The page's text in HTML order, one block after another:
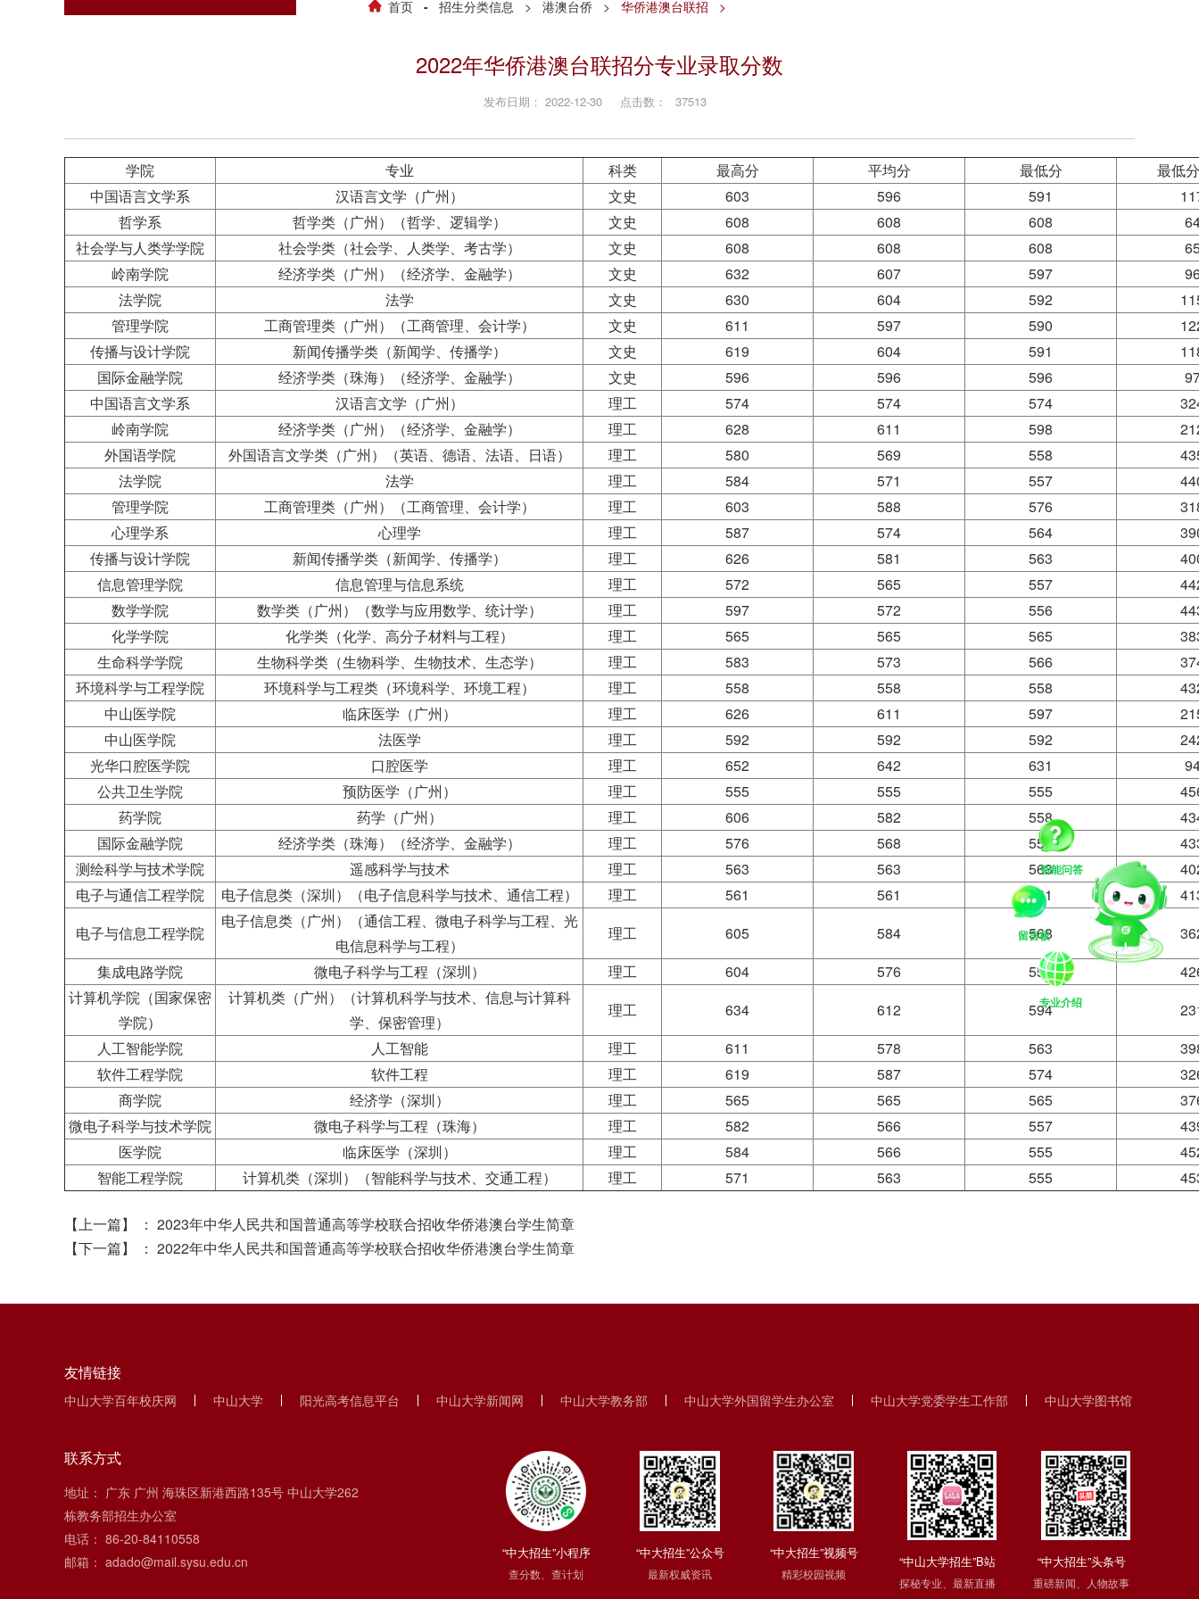
首页 - 招生分类信息 > 港澳台侨 > 华侨港澳台联招 >
2022年华侨港澳台联招分专业录取分数
发布日期： 2022-12-30 点击数： 37513
学院 专业 科类 最高分 平均分 最低分
最低
中国语言文学系
汉语言文学（广州） 文史 603 596 591
哲学系
哲学类（广州）（哲学、逻辑学） 文史 608 608 608
社会学与人类学学院
社会学类（社会学、人类学、考古学） 文史 608 608 608
岭南学院
经济学类（广州）（经济学、金融学） 文史 632 607 597
法学院
法学 文史 630 604 592
管理学院
工商管理类（广州）（工商管理、会计学） 文史 611 597 590
传播与设计学院
新闻传播学类（新闻学、传播学） 文史 619 604 591
国际金融学院
经济学类（珠海）（经济学、金融学） 文史 596 596 596
中国语言文学系
汉语言文学（广州） 理工 574 574 574
岭南学院
经济学类（广州）（经济学、金融学） 理工 628 611 598
外国语学院
外国语言文学类（广州）（英语、德语、法语、日语） 理工 580 569 558
法学院
法学 理工 584 571 557
管理学院
工商管理类（广州）（工商管理、会计学） 理工 603 588 576
心理学系
心理学 理工 587 574 564
传播与设计学院
新闻传播学类（新闻学、传播学） 理工 626 581 563
信息管理学院
信息管理与信息系统 理工 572 565 557
数学学院
数学类（广州）（数学与应用数学、统计学） 理工 597 572 556
化学学院
化学类（化学、高分子材料与工程） 理工 565 565 565
生命科学学院
生物科学类（生物科学、生物技术、生态学） 理工 583 573 566
环境科学与工程学院
环境科学与工程类（环境科学、环境工程） 理工 558 558 558
中山医学院
临床医学（广州） 理工 626 611 597
中山医学院
法医学 理工 592 592 592
光华口腔医学院
口腔医学 理工 652 642 631
公共卫生学院
预防医学（广州） 理工 555 555 555
药学院
药学（广州） 理工 606 582 558
国际金融学院
经济学类（珠海）（经济学、金融学） 理工 576 568 558
测绘科学与技术学院
遥感科学与技术 理工 563 563 563
电子与通信工程学院
电子信息类（深圳）（电子信息科学与技术、通信工程） 理工 561 561 561
电子与信息工程学院
电子信息类（广州）（通信工程、微电子科学与工程、光
电信息科学与工程）
理工 605 584 568
集成电路学院
微电子科学与工程（深圳） 理工 604 576 559
计算机学院（国家保密
学院）
计算机类（广州）（计算机科学与技术、信息与计算科
学、保密管理）
理工 634 612 594
人工智能学院
人工智能 理工 611 578 563
软件工程学院
软件工程 理工 619 587 574
商学院
经济学（深圳） 理工 565 565 565
微电子科学与技术学院
微电子科学与工程（珠海） 理工 582 566 557
医学院
临床医学（深圳） 理工 584 566 555
智能工程学院
计算机类（深圳）（智能科学与技术、交通工程） 理工 571 563 555
【上一篇】 ： 2023年中华人民共和国普通高等学校联合招收华侨港澳台学生简章
【下一篇】
： 2022年中华人民共和国普通高等学校联合招收华侨港澳台学生简章
友情链接
中山大学百年校庆网 中山大学 阳光高考信息平台 中山大学新闻网 中山大学教务部 中山大学外国留学生办公室 中山大学党委学生工作部 中山大学图书馆
联系方式
地址： 广东 广州 海珠区新港西路135号 中山大学262
栋教务部招生办公室
电话： 86-20-84110558
邮箱： adado@mail.sysu.edu.cn
“中大招生”小程序
查分数、查计划
“中大招生”公众号
最新权威资讯
“中大招生”视频号
精彩校园视频
“中山大学招生”B站
探秘专业、最新直播
“中大招生”头条号
重磅新闻、人物故事
智能问答
留言板
专业介绍